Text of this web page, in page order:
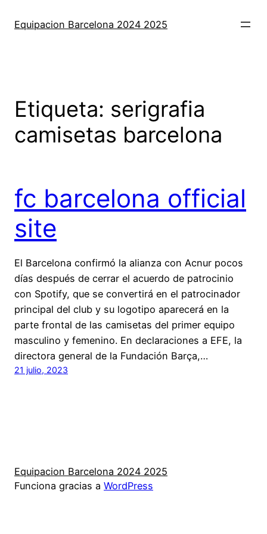
Equipacion Barcelona 2024 2025
Etiqueta: serigrafia
camisetas barcelona
fc barcelona official
site
El Barcelona confirmó la alianza con Acnur pocos
días después de cerrar el acuerdo de patrocinio
con Spotify, que se convertirá en el patrocinador
principal del club y su logotipo aparecerá en la
parte frontal de las camisetas del primer equipo
masculino y femenino. En declaraciones a EFE, la
directora general de la Fundación Barça,…
21 julio, 2023
Equipacion Barcelona 2024 2025
Funciona gracias a WordPress